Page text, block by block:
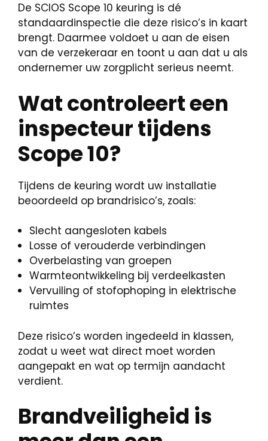
De SCIOS Scope 10 keuring is dé
standaardinspectie die deze risico’s in kaart
brengt. Daarmee voldoet u aan de eisen
van de verzekeraar en toont u aan dat u als
ondernemer uw zorgplicht serieus neemt.
Wat controleert een
inspecteur tijdens
Scope 10?
Tijdens de keuring wordt uw installatie
beoordeeld op brandrisico’s, zoals:
Slecht aangesloten kabels
Losse of verouderde verbindingen
Overbelasting van groepen
Warmteontwikkeling bij verdeelkasten
Vervuiling of stofophoping in elektrische
ruimtes
Deze risico’s worden ingedeeld in klassen,
zodat u weet wat direct moet worden
aangepakt en wat op termijn aandacht
verdient.
Brandveiligheid is